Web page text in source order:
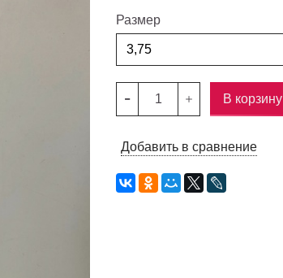
Размер
В корзину
Добавить в сравнение